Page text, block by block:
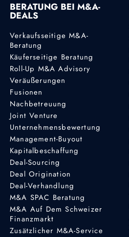
BERATUNG BEI M&A-
DEALS
Verkaufsseitige M&A-
Beratung
Käuferseitige Beratung
Roll-Up M&A Advisory
Veräußerungen
Fusionen
Nachbetreuung
Joint Venture
Unternehmensbewertung
Management-Buyout
Kapitalbeschaffung
Deal-Sourcing
Deal Origination
Deal-Verhandlung
M&A SPAC Beratung
M&A Auf Dem Schweizer
Finanzmarkt
Zusätzlicher M&A-Service